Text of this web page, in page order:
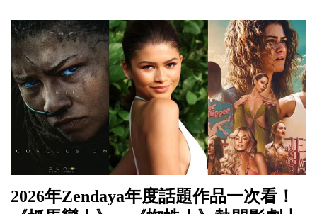
2026年Zendaya年度話題作品一次看！